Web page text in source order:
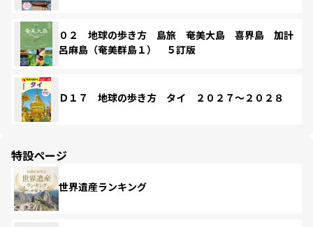
０２ 地球の歩き方 島旅 奄美大島 喜界島 加計
呂麻島（奄美群島１） ５訂版
Ｄ１７ 地球の歩き方 タイ ２０２７～２０２８
特設ページ
世界遺産ランキング